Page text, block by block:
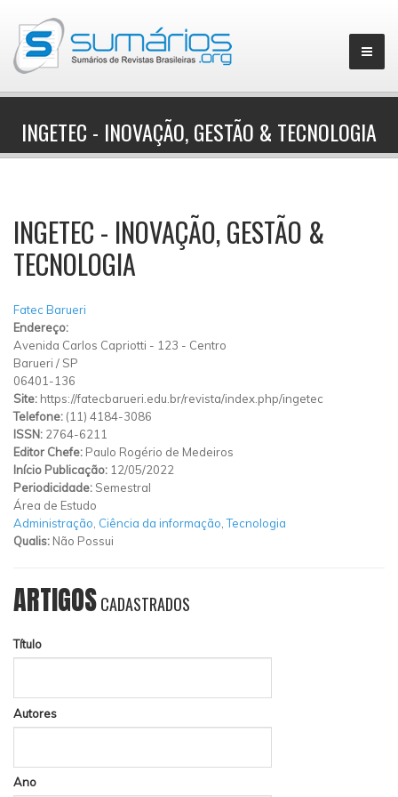
▼
INGETEC - INOVAÇÃO, GESTÃO & TECNOLOGIA
INGETEC - INOVAÇÃO, GESTÃO &
TECNOLOGIA
Fatec Barueri
Endereço:
Avenida Carlos Capriotti - 123 - Centro
Barueri / SP
06401-136
Site: https://fatecbarueri.edu.br/revista/index.php/ingetec
Telefone: (11) 4184-3086
ISSN: 2764-6211
Editor Chefe: Paulo Rogério de Medeiros
Início Publicação: 12/05/2022
Periodicidade: Semestral
Área de Estudo
Administração Ciência da informação ,Tecnologia
Qualis: Não Possui
ARTIGOSCADASTRADOS
Título
Autores
Ano